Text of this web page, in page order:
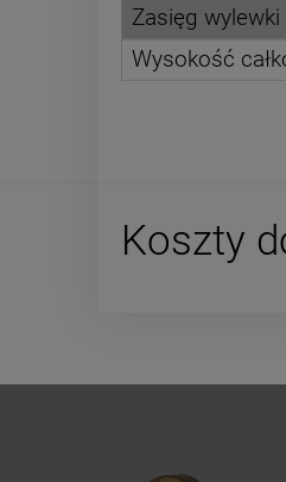
Zasięg wylewki
Wysokość
Koszty